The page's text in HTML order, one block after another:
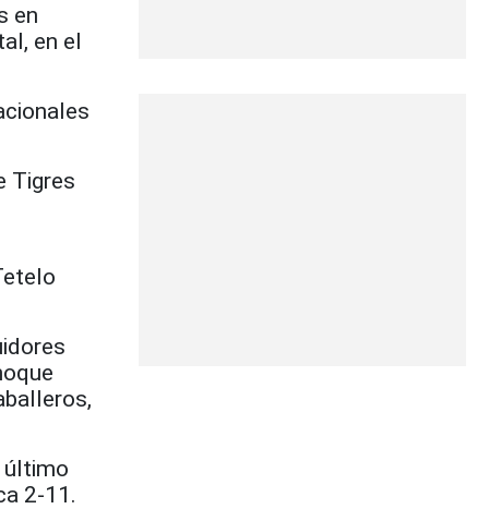
en
en el
Tigres
último
2-11.